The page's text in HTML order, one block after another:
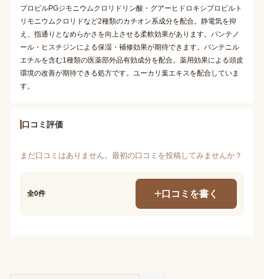
プロピルPGジモニウムクロリドリン酸・グアーヒドロキシプロピルト
リモニウムクロリドなど2種類のカチオン系成分を配合。静電気を抑
え、指通りとなめらかさを向上させる柔軟効果があります。パンテノ
ール・ヒスチジンによる保湿・補修効果が期待できます。パンテニル
エチルを含む1種類の医薬部外品有効成分を配合。薬用効果による頭皮
環境の改善が期待できる処方です。ユーカリ葉エキスを配合していま
す。
口コミ評価
まだ口コミはありません。最初の口コミを投稿してみませんか？
全0件 口コミを書く